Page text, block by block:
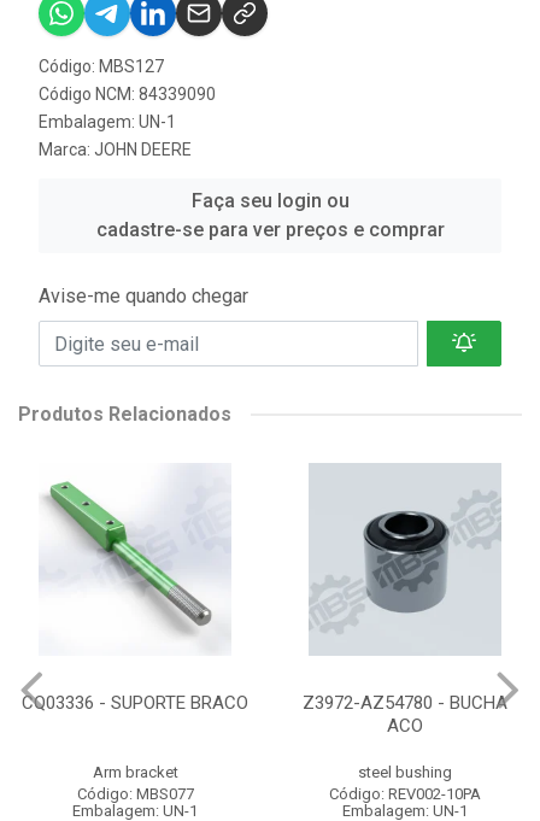
Código: MBS127
Código NCM: 84339090
Embalagem: UN-1
Marca: JOHN DEERE
Faça seu login ou
cadastre-se para ver preços e comprar
Avise-me quando chegar
Produtos Relacionados
CQ03336 - SUPORTE BRACO
Arm bracket
Código: MBS077
Embalagem: UN-1
Z3972-AZ54780 - BUCHA
ACO
steel bushing
Código: REV002-10PA
Embalagem: UN-1